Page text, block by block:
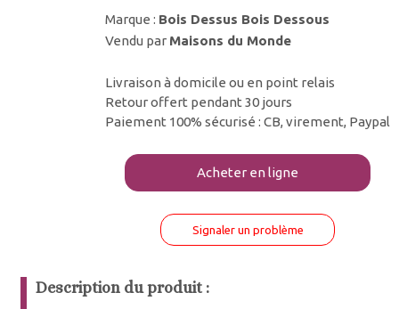
Marque : Bois Dessus Bois Dessous
Vendu par Maisons du Monde
Livraison à domicile ou en point relais
Retour offert pendant 30 jours
Paiement 100% sécurisé : CB, virement, Paypal
Acheter en ligne
Signaler un problème
Description du produit :